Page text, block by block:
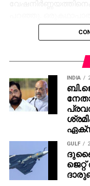
എക്‌സിക്യൂട്ടീവ്
തങ്ങള്‍ക്ക്
പൃഥ്വിരാജും ആ
നിര്‍ദേശിച്ചതെന്നും
കെ. ജോസ് പറഞ്ഞു
വേഷം തന്നെയാണ്
പരിഗണിച്ചത്. മമ്മൂട്ടി
നവംബര്‍ 27ന്
INDIA
GULF